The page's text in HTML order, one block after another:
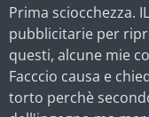
Prima sciocchezza.
pubblicitarie per
questi, alcune mie
Facccio causa e
torto perchè